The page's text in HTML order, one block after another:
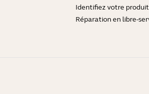
Identifiez votre produit
Réparation en libre-